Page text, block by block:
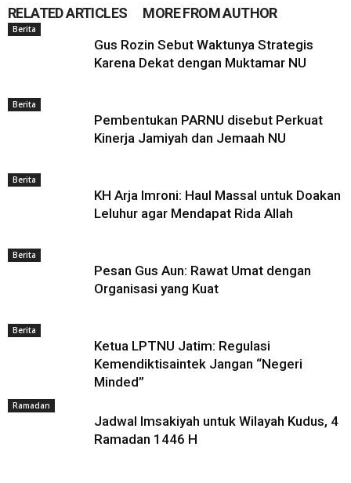
RELATED ARTICLES MORE FROM AUTHOR
Berita
Gus Rozin Sebut Waktunya Strategis
Karena Dekat dengan Muktamar NU
Berita
Pembentukan PARNU disebut Perkuat
Kinerja Jamiyah dan Jemaah NU
Berita
KH Arja Imroni: Haul Massal untuk Doakan
Leluhur agar Mendapat Rida Allah
Berita
Pesan Gus Aun: Rawat Umat dengan
Organisasi yang Kuat
Berita
Ketua LPTNU Jatim: Regulasi
Kemendiktisaintek Jangan “Negeri
Minded”
Ramadan
Jadwal Imsakiyah untuk Wilayah Kudus, 4
Ramadan 1446 H